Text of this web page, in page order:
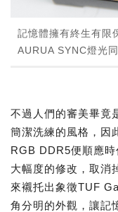
記憶體擁有終生有限
AURUA SYNC燈光
不過人們的審美畢竟
簡潔洗練的風格，因
RGB DDR5便順應
大幅度的修改，取消
來襯托出象徵TUF
角分明的外觀，讓記